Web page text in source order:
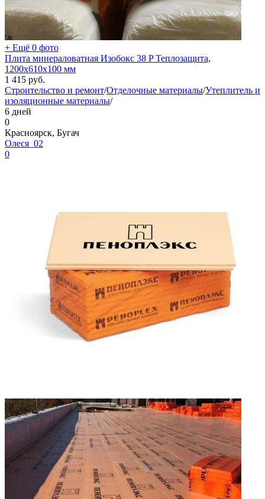
+ Ещё 0 фото
Плита минераловатная Изобокс 38 P Теплозащита,
1200x610x100 мм
1 415 руб.
Строительство и ремонт/Отделочные материалы/Утеплитель и
изоляционные материалы/
6 дней
0
Красноярск, Бугач
Олеся_02
0